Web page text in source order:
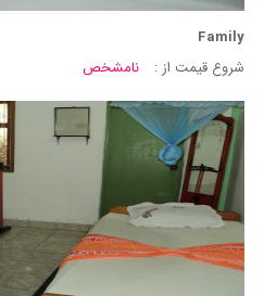
Family
شروع قیمت از :
نامشخص